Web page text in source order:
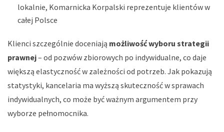
lokalnie, Komarnicka Korpalski reprezentuje klientów w
całej Polsce
Klienci szczególnie doceniają możliwość wyboru strategii
prawnej– od pozwów zbiorowych po indywidualne, co daje
większą elastyczność w zależności od potrzeb. Jak pokazują
statystyki, kancelaria ma wyższą skuteczność w sprawach
indywidualnych, co może być ważnym argumentem przy
wyborze pełnomocnika.